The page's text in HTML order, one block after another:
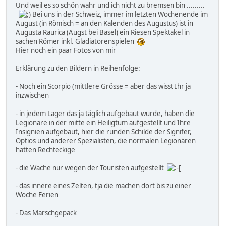
Und weil es so schön wahr und ich nicht zu bremsen bin .........
Bei uns in der Schweiz, immer im letzten Wochenende im
August (in Römisch = an den Kalenden des Augustus) ist in
Augusta Raurica (Augst bei Basel) ein Riesen Spektakel in
sachen Römer inkl. Gladiatorenspielen
Hier noch ein paar Fotos von mir
Erklärung zu den Bildern in Reihenfolge:
- Noch ein Scorpio (mittlere Grösse = aber das wisst Ihr ja
inzwischen
- in jedem Lager das ja täglich aufgebaut wurde, haben die
Legionäre in der mitte ein Heiligtum aufgestellt und Ihre
Insignien aufgebaut, hier die runden Schilde der Signifer,
Optios und anderer Spezialisten, die normalen Legionären
hatten Rechteckige
- die Wache nur wegen der Touristen aufgestellt
- das innere eines Zelten, tja die machen dort bis zu einer
Woche Ferien
- Das Marschgepäck